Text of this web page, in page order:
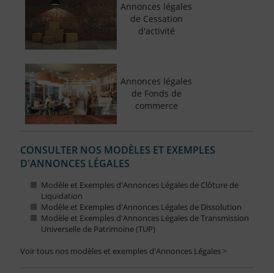
Annonces légales
de Cessation
d'activité
Annonces légales
de Fonds de
commerce
CONSULTER NOS MODÈLES ET EXEMPLES
D'ANNONCES LÉGALES
Modèle et Exemples d'Annonces Légales de Clôture de
Liquidation
Modèle et Exemples d'Annonces Légales de Dissolution
Modèle et Exemples d'Annonces Légales de Transmission
Universelle de Patrimoine (TUP)
Voir tous nos modèles et exemples d'Annonces Légales >